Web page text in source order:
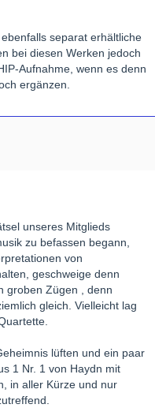
separat erhältliche
bei diesen Werken jedoch
Aufnahme, wenn es denn
ergänzen.
unseres Mitglieds
zu befassen begann,
von
geschweige denn
groben Zügen , denn
gleich. Vielleicht lag
lüften und ein paar
1 Nr. 1 von Haydn mit
in aller Kürze und nur